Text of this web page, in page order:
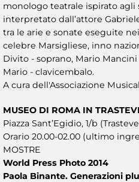
monologo teatrale ispirato
interpretato dall’attore
tra le arie e sonate eseguite
celebre Marsigliese, inno
Divito - soprano, Mario
Mario - clavicembalo.
A cura dell'Associazione
MUSEO DI ROMA IN
Piazza Sant’Egidio, 1/b
Orario 20.00-02.00 (ultimo
MOSTRE
World Press Photo 2014
Paola Binante. Generazioni